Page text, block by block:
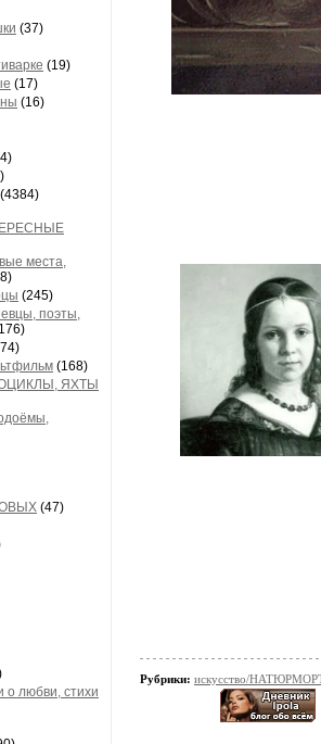
(37)
(19)
(17)
(16)
(4384)
места,
(245)
поэты,
(168)
ЯХТЫ
(47)
о любви, стихи
Рубрики: искусство/